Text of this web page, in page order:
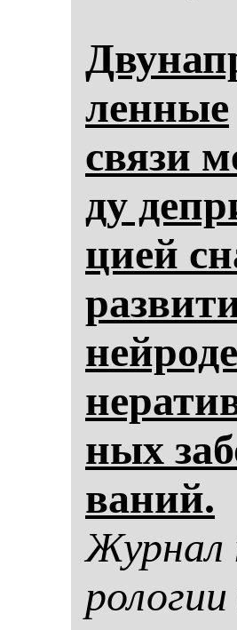
лен­ные
свя­зи
ду
ци­ей
ных
ва­ний.
Жур­нал